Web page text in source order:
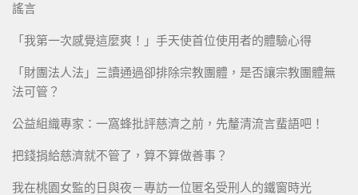
謠言
「我第一次感覺這麼爽！」手天使首位使用者的體驗心得
「財團法人法」三讀通過卻排除宗教團體，是否讓宗教團體無
法可管？
公益組織專家：一窩蜂批評慈濟之前，先釐清流言蜚語吧！
把錢捐給慈濟就不管了，算不算做善事？
我在桃園女監的日與夜－專訪一位匿名受刑人的鐵窗時光